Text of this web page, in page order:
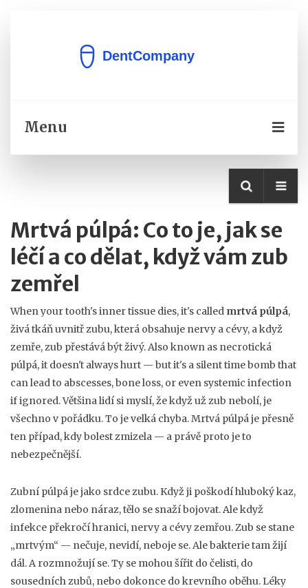
Menu
Mrtvá púlpá: Co to je, jak se
léčí a co dělat, když vám zub
zemřel
When your tooth's inner tissue dies, it's called mrtvá púlpá,
živá tkáň uvnitř zubu, která obsahuje nervy a cévy, a když
zemře, zub přestává být živý. Also known as necrotická
púlpá, it doesn't always hurt — but it's a silent time bomb that
can lead to abscesses, bone loss, or even systemic infection
if ignored.Většina lidí si myslí, že když už zub nebolí, je
všechno v pořádku. To je velká chyba. Mrtvá púlpá je přesně
ten případ, kdy bolest zmizela — a právě proto je to
nebezpečnější.
Zubní púlpá je jako srdce zubu. Když ji poškodí hluboký kaz,
zlomenina nebo náraz, tělo se snaží bojovat. Ale když
infekce překročí hranici, nervy a cévy zemřou. Zub se stane
„mrtvým“ — nečuje, nevidí, neboje se. Ale bakterie tam žijí
dál. A rozmnožují se. Ty se mohou šířit do čelisti, do
sousedních zubů, nebo dokonce do krevního oběhu. Léky